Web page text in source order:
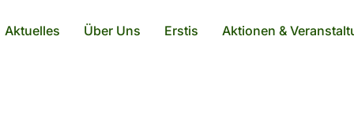
Aktuelles Über Uns Erstis Aktionen &